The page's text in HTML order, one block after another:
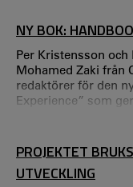
Tjänstepodden
NY BOK:
Per Kristensson
Mohamed Zaki från
redaktörer för den
Experience” som
PROJEKTET
UTVECKLING